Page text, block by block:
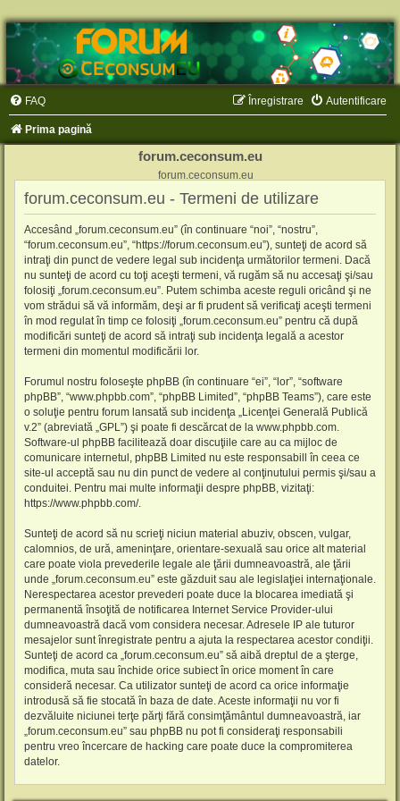
FAQ Autentificare
Înregistrare
Prima pagină
forum.ceconsum.eu
forum.ceconsum.eu
forum.ceconsum.eu - Termeni de utilizare
Accesând „forum.ceconsum.eu” (în continuare “noi”, “nostru”,
“forum.ceconsum.eu”, “https://forum.ceconsum.eu”), sunteţi de acord să
intraţi din punct de vedere legal sub incidenţa următorilor termeni. Dacă
nu sunteţi de acord cu toţi aceşti termeni, vă rugăm să nu accesaţi şi/sau
folosiţi „forum.ceconsum.eu”. Putem schimba aceste reguli oricând şi ne
vom strădui să vă informăm, deşi ar fi prudent să verificaţi aceşti termeni
în mod regulat în timp ce folosiţi „forum.ceconsum.eu” pentru că după
modificări sunteţi de acord să intraţi sub incidenţa legală a acestor
termeni din momentul modificării lor.
Forumul nostru foloseşte phpBB (în continuare “ei”, “lor”, “software
phpBB”, “www.phpbb.com”, “phpBB Limited”, “phpBB Teams”), care este
o soluţie pentru forum lansată sub incidenţa „Licenţei Generală Publică
v.2” (abreviată „GPL”) şi poate fi descărcat de la www.phpbb.com.
Software-ul phpBB facilitează doar discuţiile care au ca mijloc de
comunicare internetul, phpBB Limited nu este responsabill în ceea ce
site-ul acceptă sau nu din punct de vedere al conţinutului permis şi/sau a
conduitei. Pentru mai multe informaţii despre phpBB, vizitaţi:
https://www.phpbb.com/.
Sunteţi de acord să nu scrieţi niciun material abuziv, obscen, vulgar,
calomnios, de ură, ameninţare, orientare-sexuală sau orice alt material
care poate viola prevederile legale ale ţării dumneavoastră, ale ţării
unde „forum.ceconsum.eu” este găzduit sau ale legislaţiei internaţionale.
Nerespectarea acestor prevederi poate duce la blocarea imediată şi
permanentă însoţită de notificarea Internet Service Provider-ului
dumneavoastră dacă vom considera necesar. Adresele IP ale tuturor
mesajelor sunt înregistrate pentru a ajuta la respectarea acestor condiţii.
Sunteţi de acord ca „forum.ceconsum.eu” să aibă dreptul de a şterge,
modifica, muta sau închide orice subiect în orice moment în care
consideră necesar. Ca utilizator sunteţi de acord ca orice informaţie
introdusă să fie stocată în baza de date. Aceste informaţii nu vor fi
dezvăluite niciunei terţe părţi fără consimţământul dumneavoastră, iar
„forum.ceconsum.eu” sau phpBB nu pot fi consideraţi responsabili
pentru vreo încercare de hacking care poate duce la compromiterea
datelor.